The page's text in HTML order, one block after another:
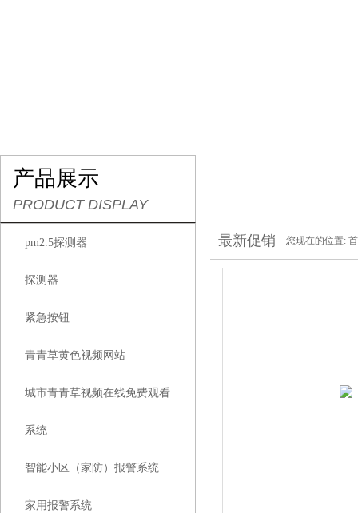
产品展示
PRODUCT DISPLAY
pm2.5探测器
探测器
紧急按钮
青青草黄色视频网站
城市青青草视频在线免费观看
系统
智能小区（家防）报警系统
家用报警系统
最新促销 您现在的位置: